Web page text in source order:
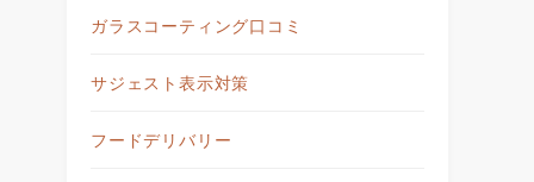
ガラスコーティング口コミ
サジェスト表示対策
フードデリバリー